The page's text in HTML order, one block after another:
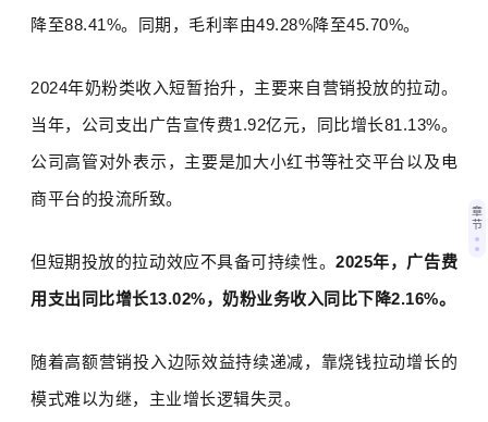
降至88.41%。同期，毛利率由49.28%降至45.70%。
2024年奶粉类收入短暂抬升，主要来自营销投放的拉动。
当年，公司支出广告宣传费1.92亿元，同比增长81.13%。
公司高管对外表示，主要是加大小红书等社交平台以及电
商平台的投流所致。
但短期投放的拉动效应不具备可持续性。2025年，广告费
用支出同比增长13.02%，奶粉业务收入同比下降2.16%。
随着高额营销投入边际效益持续递减，靠烧钱拉动增长的
模式难以为继，主业增长逻辑失灵。
章
节